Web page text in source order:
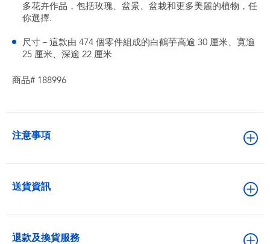
多花卉作品，包括玫瑰、盆景、盆栽和更多美麗的植物，任
你選擇.
尺寸－這款由 474 個零件組成的白鶴芋高逾 30 厘米、寬逾
25 厘米、深逾 22 厘米
商品# 188996
注意事項
送貨資訊
退款及換貨服務